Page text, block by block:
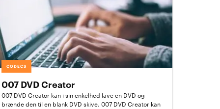
CODECS
007 DVD Creator
007 DVD Creator kan i sin enkelhed lave en DVD og
brænde den til en blank DVD skive. 007 DVD Creator kan